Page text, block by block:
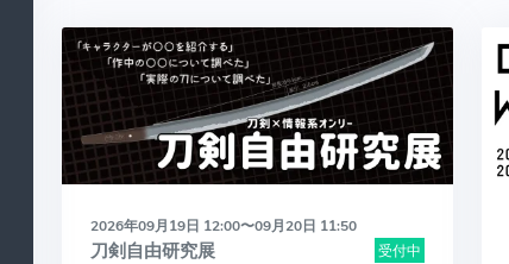
2026年09月19日 12:00〜09月20日 11:50
受付中
刀剣自由研究展